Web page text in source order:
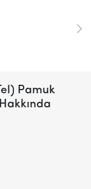
Pamuk